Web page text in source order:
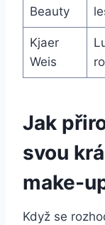
Beauty
Kjaer
Weis
Jak
svou
make-
Když se